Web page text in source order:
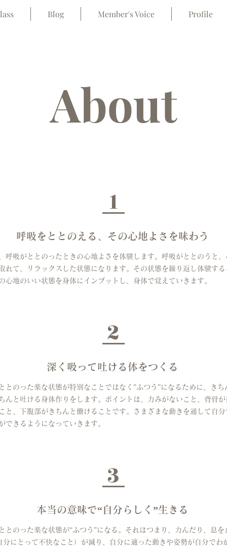
Blog Member's Voice Profile
About
1
呼吸をととのえる、その心地よさを味わう
呼吸がととのったときの心地よさを体験します。呼吸がととのうと、
れて、リラックスした状態になります。その状態を繰り返し体験する
心地のいい状態を身体にインプットし、身体で覚えていきます。
2
深く吸って吐ける体をつくる
とのった楽な状態が特別なことではなく”ふつう”になるために、きち
んと吐ける身体作りをします。ポイントは、力みがないこと、背骨が
と、下腹部がきちんと働けることです。さまざまな動きを通して自分
できるようになっていきます。
3
本当の意味で“自分らしく”生きる
とのった楽な状態が“ふつう”になる。それはつまり、力んだり、息を
分にとって不快なこと）が減り、自分に適った動きや姿勢が自分でわ